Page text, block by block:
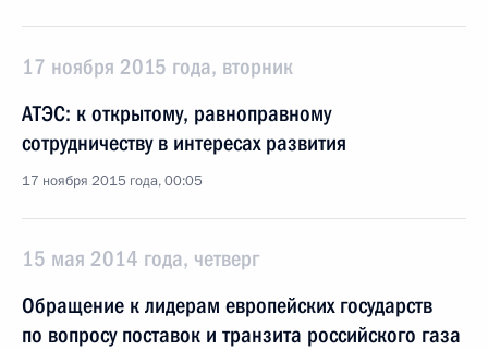
17 ноября 2015 года, вторник
АТЭС: к открытому, равноправному
сотрудничеству в интересах развития
17 ноября 2015 года, 00:05
15 мая 2014 года, четверг
Обращение к лидерам европейских государств
по вопросу поставок и транзита российского газа